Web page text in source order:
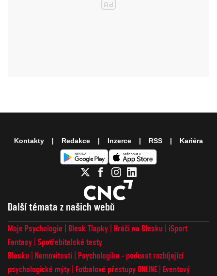
Další témata z našich webů
Moje Psychologie Blesk Tlapky Hráči na Blesku
iSport
Fantasy Spotřebitelské testy
Blesku
Nemovitosti
Psychologika - podcast rozbíjející
psychologické mýty
Fotbalové přestupy ONLINE
Eventový
Kontakty Redakce Inzerce RSS Kariéra